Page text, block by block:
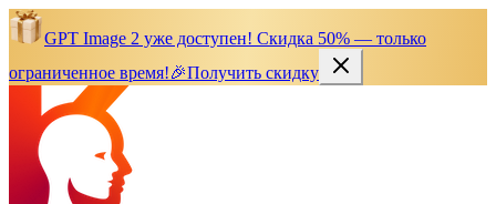
GPT Image 2 уже доступен! Скидка 50% — только
ограниченное время!🎉Получить скидку